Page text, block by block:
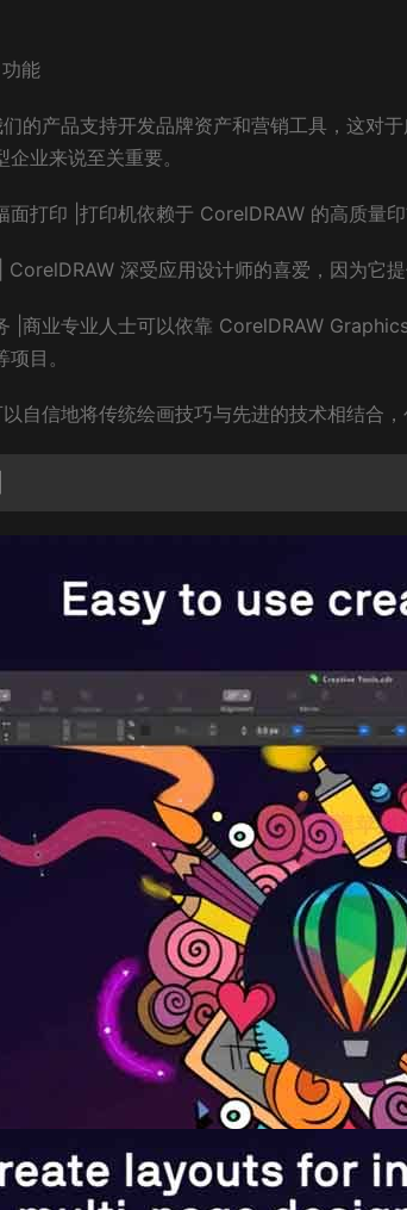
能
的产品支持开发品牌资产和营销工具，这对
业来说至关重要。
面打印 |打印机依赖于 CorelDRAW 的高质量
CorelDRAW 深受应用设计师的喜爱，因为它
|商业专业人士可以依靠 CorelDRAW
目。
自信地将传统绘画技巧与先进的技术相结合，